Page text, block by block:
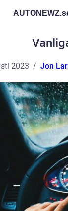
AUTONEWZ.
2023 Jon